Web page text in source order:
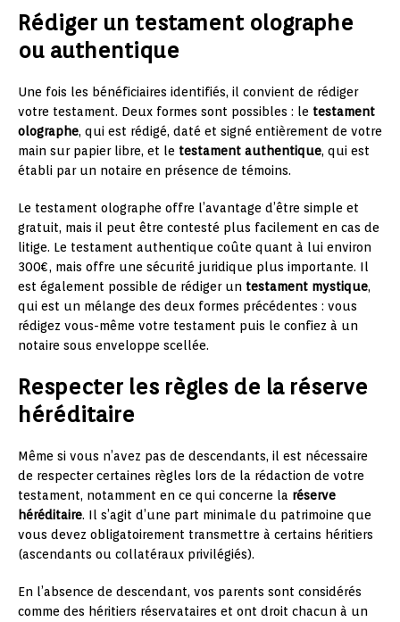
Rédiger un testament olographe
ou authentique
Une fois les bénéficiaires identifiés, il convient de rédiger
votre testament. Deux formes sont possibles : le testament
olographe, qui est rédigé, daté et signé entièrement de votre
main sur papier libre, et le testament authentique, qui est
établi par un notaire en présence de témoins.
Le testament olographe offre l’avantage d’être simple et
gratuit, mais il peut être contesté plus facilement en cas de
litige. Le testament authentique coûte quant à lui environ
300€, mais offre une sécurité juridique plus importante. Il
est également possible de rédiger un testament mystique,
qui est un mélange des deux formes précédentes : vous
rédigez vous-même votre testament puis le confiez à un
notaire sous enveloppe scellée.
Respecter les règles de la réserve
héréditaire
Même si vous n’avez pas de descendants, il est nécessaire
de respecter certaines règles lors de la rédaction de votre
testament, notamment en ce qui concerne la réserve
héréditaire. Il s’agit d’une part minimale du patrimoine que
vous devez obligatoirement transmettre à certains héritiers
(ascendants ou collatéraux privilégiés).
En l’absence de descendant, vos parents sont considérés
comme des héritiers réservataires et ont droit chacun à un